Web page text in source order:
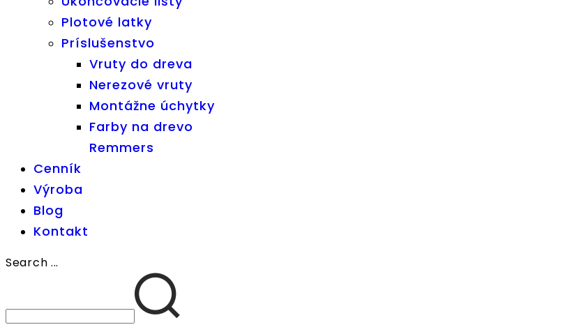
Plotové latky
Príslušenstvo
Vruty do dreva
Nerezové vruty
Montážne úchytky
Farby na drevo
Remmers
Cenník
Výroba
Blog
Kontakt
Search ...